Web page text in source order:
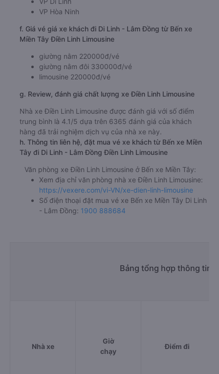
VP Hòa Ninh
f. Giá vé giá xe khách đi Di Linh - Lâm Đồng từ Bến xe
Miền Tây Điền Linh Limousine
giường nằm 220000đ/vé
giường nằm đôi 330000đ/vé
limousine 220000đ/vé
g. Review, đánh giá chất lượng xe Điền Linh Limousine
Nhà xe Điền Linh Limousine được đánh giá với số điểm
trung bình là 4.1/5 dựa trên 6365 đánh giá của khách
hàng đã trải nghiệm dịch vụ của nhà xe này.
h. Thông tin liên hệ, đặt mua vé xe khách từ Bến xe Miền
Tây đi Di Linh - Lâm Đồng Điền Linh Limousine
Văn phòng xe Điền Linh Limousine ở Bến xe Miền Tây:
Xem địa chỉ văn phòng nhà xe Điền Linh Limousine:
https://vexere.com/vi-VN/xe-dien-linh-limousine
Số điện thoại đặt mua vé xe Bến xe Miền Tây Di Linh
- Lâm Đồng: 1900 888684
Bảng tổng hợp thông tin
Nhà xe
Giờ
chạy
Điểm đi